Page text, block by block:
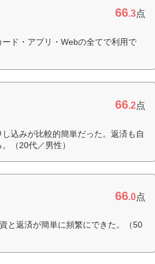
66.3点
ド・アプリ・Webの全てで利用で
66.2点
込みが比較的簡単だった。返済も自
（20代／男性）
66.0点
と返済が簡単に頻繁にできた。（50